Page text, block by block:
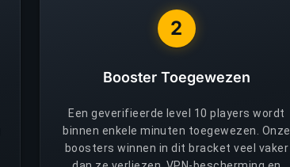
2
Booster Toegewezen
Een geverifieerde level 10 players wordt
binnen enkele minuten toegewezen. Onze
boosters winnen in dit bracket veel vaker